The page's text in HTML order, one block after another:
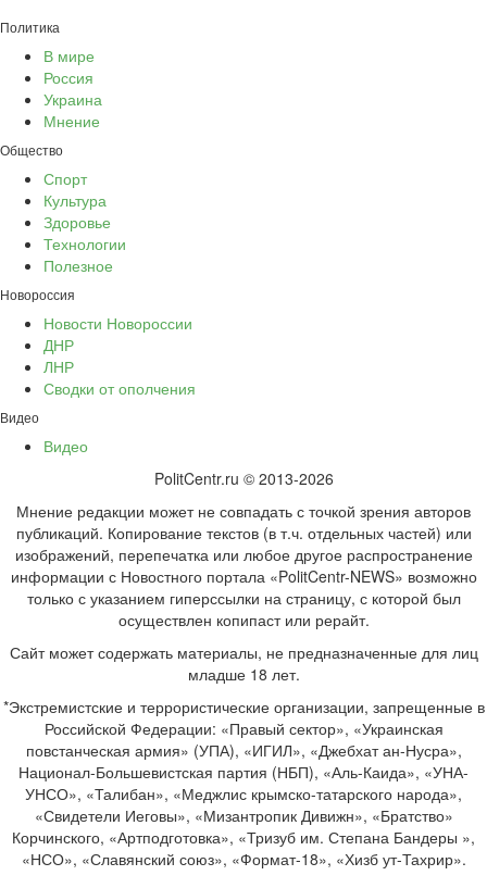
Политика
В мире
Россия
Украина
Мнение
Общество
Спорт
Культура
Здоровье
Технологии
Полезное
Новороссия
Новости Новороссии
ДНР
ЛНР
Сводки от ополчения
Видео
Видео
PolitCentr.ru © 2013-2026
Мнение редакции может не совпадать с точкой зрения авторов
публикаций. Копирование текстов (в т.ч. отдельных частей) или
изображений, перепечатка или любое другое распространение
информации с Новостного портала «PolitCentr-NEWS» возможно
только с указанием гиперссылки на страницу, с которой был
осуществлен копипаст или рерайт.
Сайт может содержать материалы, не предназначенные для лиц
младше 18 лет.
*Экстремистские и террористические организации, запрещенные в
Российской Федерации: «Правый сектор», «Украинская
повстанческая армия» (УПА), «ИГИЛ», «Джебхат ан-Нусра»,
Национал-Большевистская партия (НБП), «Аль-Каида», «УНА-
УНСО», «Талибан», «Меджлис крымско-татарского народа»,
«Свидетели Иеговы», «Мизантропик Дивижн», «Братство»
Корчинского, «Артподготовка», «Тризуб им. Степана Бандеры »,
«НСО», «Славянский союз», «Формат-18», «Хизб ут-Тахрир».